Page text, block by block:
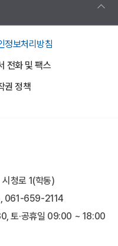
정보처리방침
전화 및 팩스
권 정책
청로 1(학동)
061-659-2114
토·공휴일 09:00 ~ 18:00